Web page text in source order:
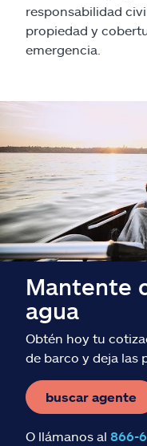
responsabilidad
propiedad y
emergencia.
Mantente
agua
Obtén hoy tu
de barco y deja las
buscar agente
O llámanos al 866-